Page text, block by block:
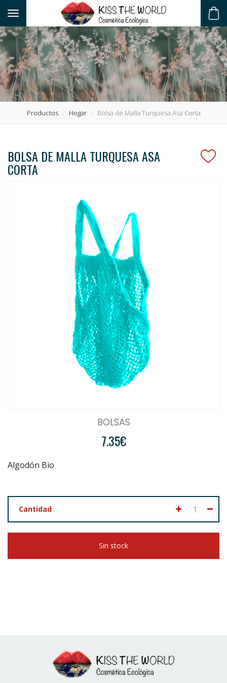
Toggle navigation
Productos Hogar Bolsa de Malla Turquesa Asa Corta
BOLSA DE MALLA TURQUESA ASA
CORTA
BOLSAS
7.35€
Algodón Bio
Cantidad
Sin stock